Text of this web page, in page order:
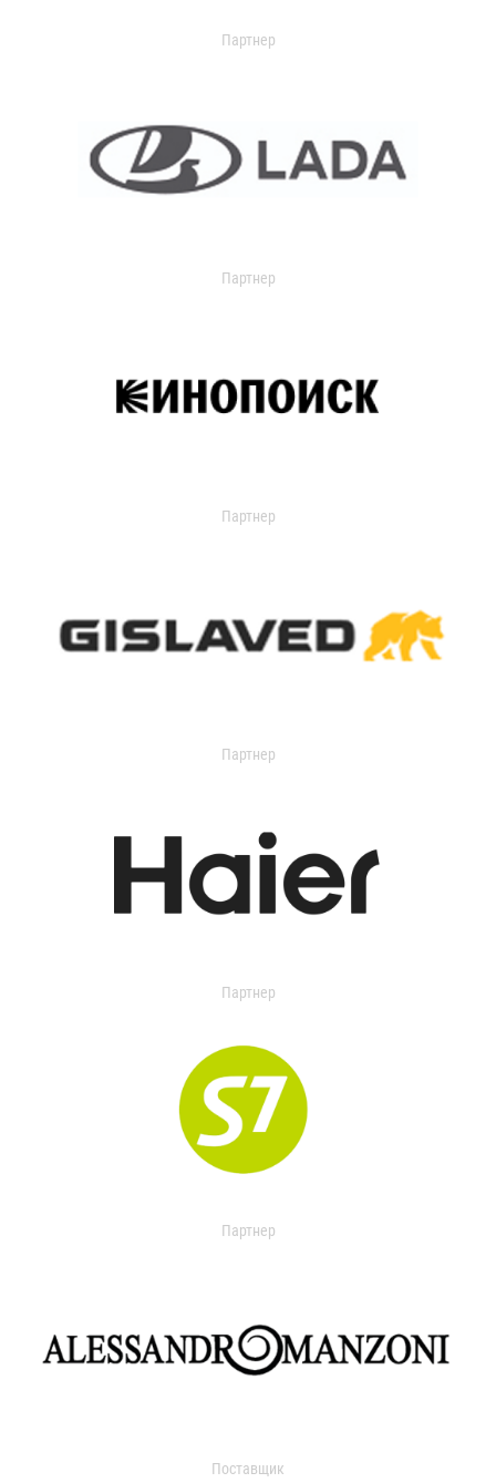
Партнер
Партнер
Партнер
Партнер
Партнер
Партнер
Поставщик